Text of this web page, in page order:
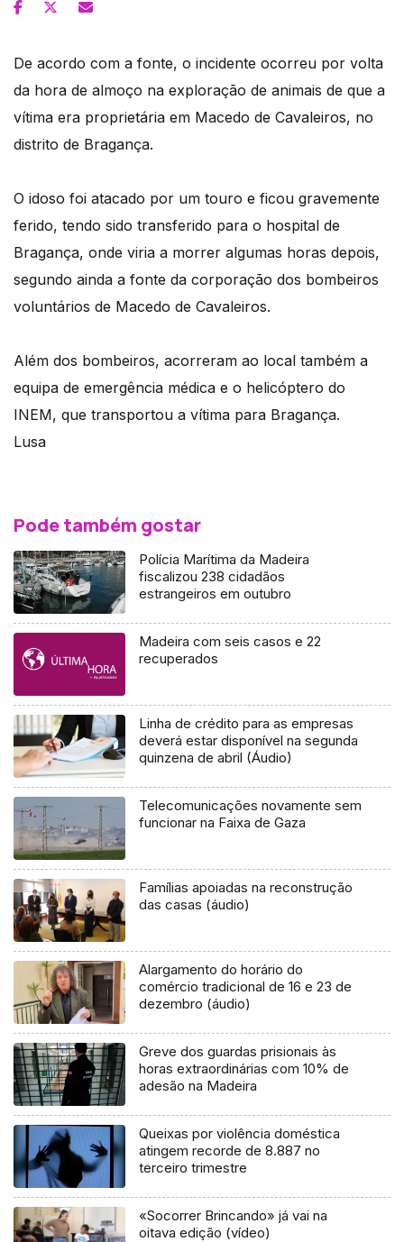
De acordo com a fonte, o incidente ocorreu por volta
da hora de almoço na exploração de animais de que a
vítima era proprietária em Macedo de Cavaleiros, no
distrito de Bragança.
O idoso foi atacado por um touro e ficou gravemente
ferido, tendo sido transferido para o hospital de
Bragança, onde viria a morrer algumas horas depois,
segundo ainda a fonte da corporação dos bombeiros
voluntários de Macedo de Cavaleiros.
Além dos bombeiros, acorreram ao local também a
equipa de emergência médica e o helicóptero do
INEM, que transportou a vítima para Bragança.
Lusa
Pode também gostar
Polícia Marítima da Madeira
fiscalizou 238 cidadãos
estrangeiros em outubro
Madeira com seis casos e 22
recuperados
Linha de crédito para as empresas
deverá estar disponível na segunda
quinzena de abril (Áudio)
Telecomunicações novamente sem
funcionar na Faixa de Gaza
Famílias apoiadas na reconstrução
das casas (áudio)
Alargamento do horário do
comércio tradicional de 16 e 23 de
dezembro (áudio)
Greve dos guardas prisionais às
horas extraordinárias com 10% de
adesão na Madeira
Queixas por violência doméstica
atingem recorde de 8.887 no
terceiro trimestre
«Socorrer Brincando» já vai na
oitava edição (vídeo)